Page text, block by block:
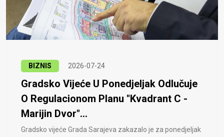
BIZNIS 2026-07-24
Gradsko Vijeće U Ponedjeljak Odlučuje
O Regulacionom Planu "Kvadrant C -
Marijin Dvor"...
Gradsko vijeće Grada Sarajeva zakazalo je za ponedjeljak